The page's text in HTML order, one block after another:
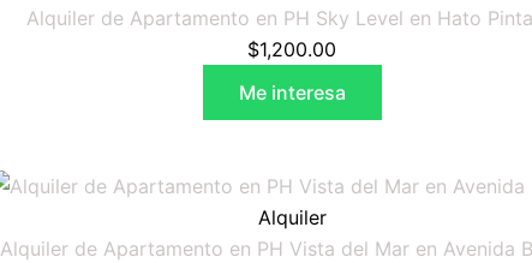
Alquiler de Apartamento en PH Sky Level en Hato
$1,200.00
Me interesa
Alquiler
Alquiler de Apartamento en PH Vista del Mar en Avenida